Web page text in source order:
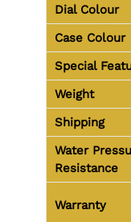
Dial Colour
Case Colour
Special
Weight
Shipping
Water
Resistance
Warranty